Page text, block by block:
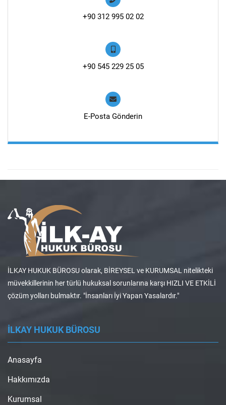
+90 312 995 02 02
+90 545 229 25 05
E-Posta Gönderin
İLKAY HUKUK BÜROSU olarak, BİREYSEL ve KURUMSAL nitelikteki
müvekkillerinin her türlü hukuksal sorunlarına karşı HIZLI VE ETKİLİ
çözüm yolları bulmaktır. "İnsanları İyi Yapan Yasalardır."
İLKAY HUKUK BÜROSU
Anasayfa
Hakkımızda
Kurumsal